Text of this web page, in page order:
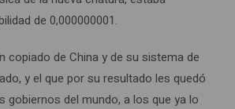
de 0,000000001.
copiado de China y de su sistema de
y el que por su resultado les quedó
gobiernos del mundo, a los que ya lo